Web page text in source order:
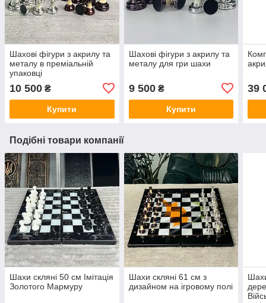
Шахові фігури з акрилу та
металу в преміальній
упаковці
10 500 ₴
Купити
Шахові фігури з акрилу та
металу для гри шахи
9 500₴
Купити
39
Подібні товари компанії
Шахи скляні 50 см Імітація
Золотого Мармуру
Шахи скляні 61 см з
дизайном на ігровому полі